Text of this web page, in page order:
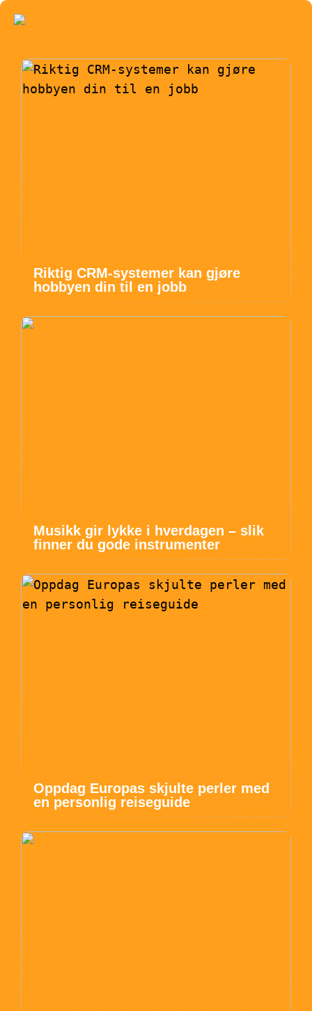
Riktig CRM-systemer kan gjøre
hobbyen din til en jobb
Musikk gir lykke i hverdagen – slik
finner du gode instrumenter
Oppdag Europas skjulte perler med
en personlig reiseguide